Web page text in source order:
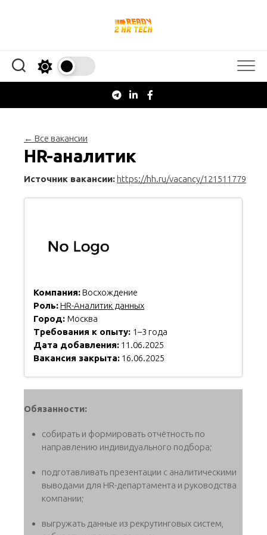
← Все вакансии
HR-аналитик
Источник вакансии: https://hh.ru/vacancy/121511779
Компания:Восхождение
Роль:HR-Аналитик данных
Город: Москва
Требования к опыту: 1–3 года
Дата добавления: 11.06.2025
Вакансия закрыта: 16.06.2025
Обязанности:
cобирать и формировать отчётность по
направлению индивидуального подбора;
подготавливать презентации с аналитическими
выводами для HR-департамента и руководства
компании;
выгружать данные из рекрутинговых систем,